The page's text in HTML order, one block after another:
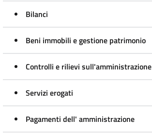
Bilanci
Beni immobili e gestione patrimonio
Controlli e rilievi sull'amministrazione
Servizi erogati
Pagamenti dell' amministrazione